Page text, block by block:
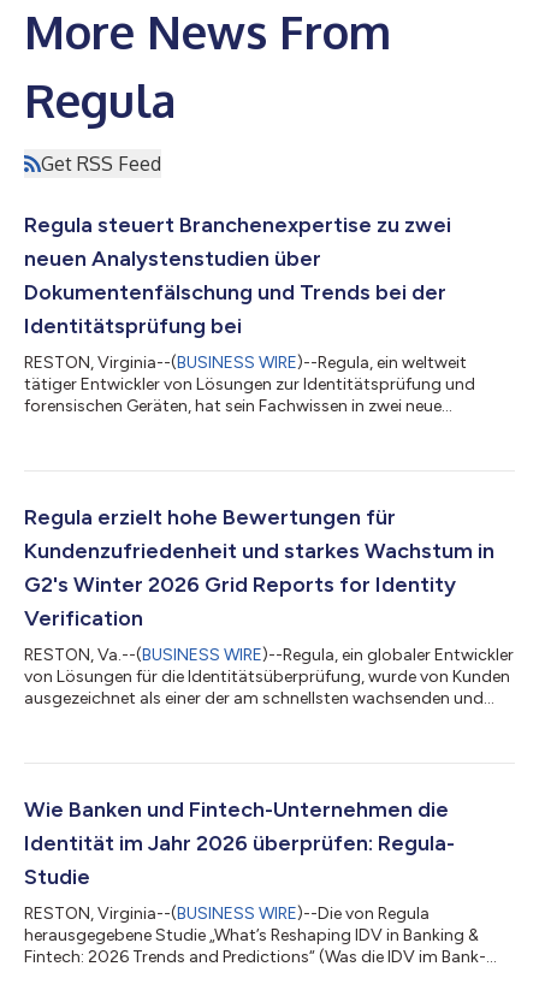
More News From
Regula
Get RSS Feed
Regula steuert Branchenexpertise zu zwei
neuen Analystenstudien über
Dokumentenfälschung und Trends bei der
Identitätsprüfung bei
RESTON, Virginia--(BUSINESS WIRE)--Regula, ein weltweit
tätiger Entwickler von Lösungen zur Identitätsprüfung und
forensischen Geräten, hat sein Fachwissen in zwei neue
Dokumentenprüfung und jahrzehntelanger Zusammenarbeit
auf dem Gebiet der Dokumenten-Forensik und
Identitätsprüfung einen wichtigen Beitrag geleistet. Beitrag zu
„T...
Regula erzielt hohe Bewertungen für
Kundenzufriedenheit und starkes Wachstum in
G2's Winter 2026 Grid Reports for Identity
Verification
RESTON, Va.--(BUSINESS WIRE)--Regula, ein globaler Entwickler
von Lösungen für die Identitätsüberprüfung, wurde von Kunden
ausgezeichnet als einer der am schnellsten wachsenden und
Grid® Reports for Identity Verification am besten ab. In dieser
Verification Software als führend ausgezeichnet, was eine sehr
Wie Banken und Fintech-Unternehmen die
Identität im Jahr 2026 überprüfen: Regula-
Studie
RESTON, Virginia--(BUSINESS WIRE)--Die von Regula
herausgegebene Studie „What’s Reshaping IDV in Banking &
Fintech: 2026 Trends and Predictions“ (Was die IDV im Bank-